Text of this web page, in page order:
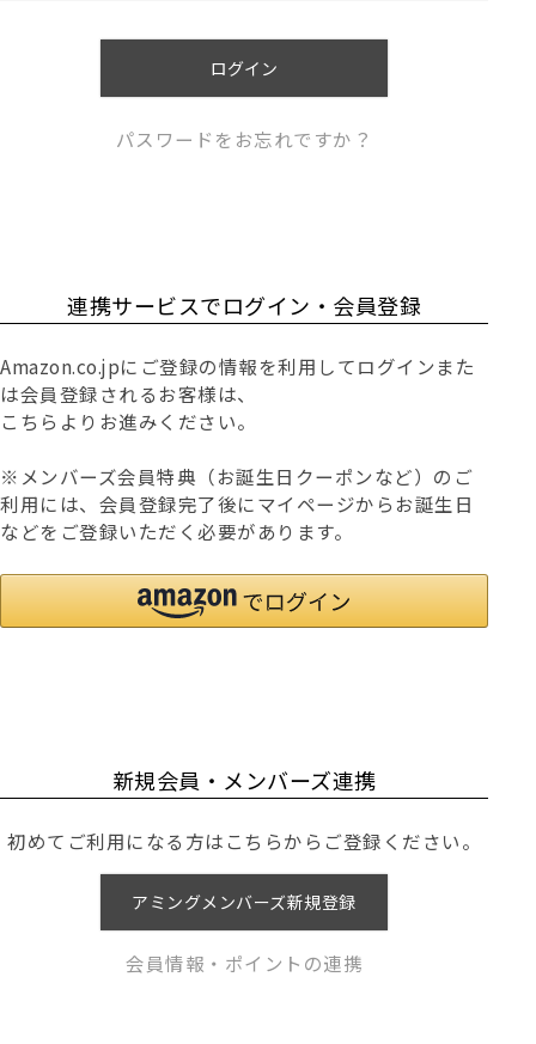
ログイン
パスワードをお忘れですか？
連携サービスでログイン・会員登録
Amazon.co.jpにご登録の情報を利用してログインまた
は会員登録されるお客様は、
こちらよりお進みください。
※メンバーズ会員特典（お誕生日クーポンなど）のご
利用には、会員登録完了後にマイページからお誕生日
などをご登録いただく必要があります。
新規会員・メンバーズ連携
初めてご利用になる方はこちらからご登録ください。
アミングメンバーズ新規登録
会員情報・ポイントの連携